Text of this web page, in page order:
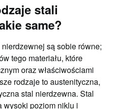
stali
same?
są sobie równe;
tego materiału, które
oraz właściwościami
rodzaje to austenityczna,
stal nierdzewna. Stal
wysoki poziom niklu i